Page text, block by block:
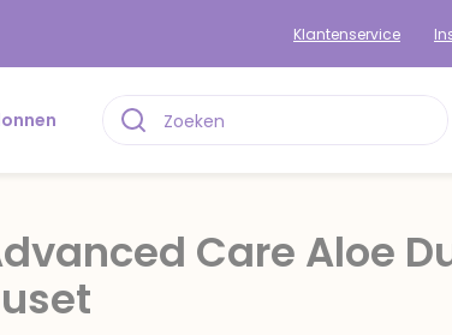
Klantenservice
Care Aloe